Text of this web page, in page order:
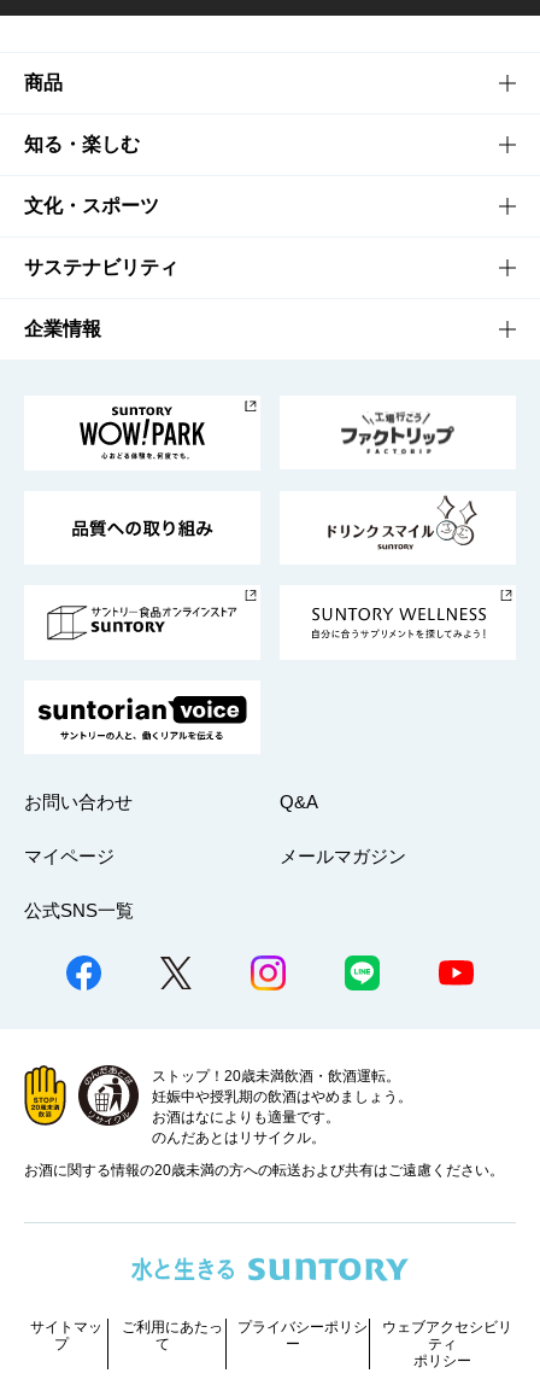
商品
商品TOP
商品一覧
商品発売情報
栄養成分一覧
知る・楽しむ
知る・楽しむTOP
キャンペーン
工場見学
地域情報
文化・スポーツ
文化・スポーツTOP
サントリーホール
サントリーサンバーズ大阪
サステナビリティ
サステナビリティTOP
サントリーが考えるサステナビリティ経営
企業情報
企業概要
採用情報
お問い合わせ Q&A
マイページ メールマガジン
公式SNS一覧
ストップ！20歳未満飲酒・飲酒運転。
妊娠中や授乳期の飲酒はやめましょう。
お酒はなによりも適量です。
のんだあとはリサイクル。
お酒に関する情報の20歳未満の方への転送および共有はご遠慮ください。
サイトマッ
プ
ご利用にあたっ
て
プライバシーポリシ
ー
ウェブアクセシビリ
ティ
ポリシー